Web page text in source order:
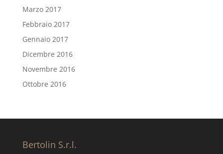
Marzo 2017
Febbraio 2017
Gennaio 2017
Dicembre 2016
Novembre 2016
Ottobre 2016
Bertolin S.r.l.